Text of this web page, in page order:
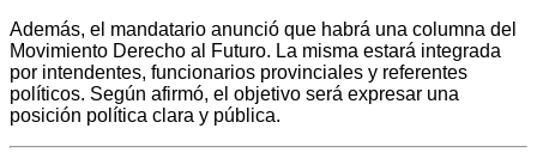
Además, el mandatario anunció que habrá una columna del
Movimiento Derecho al Futuro. La misma estará integrada
por intendentes, funcionarios provinciales y referentes
políticos. Según afirmó, el objetivo será expresar una
posición política clara y pública.